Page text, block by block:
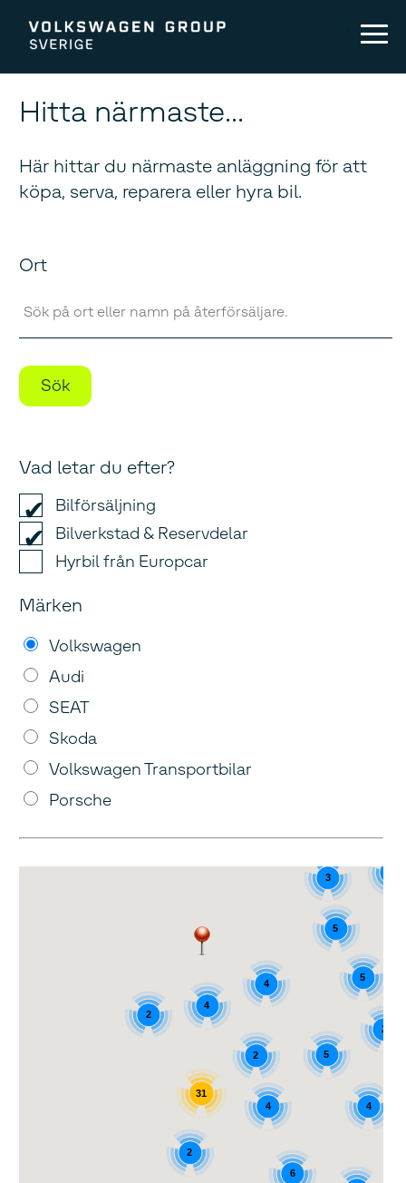
Hitta närmaste...
Här hittar du närmaste anläggning för att
köpa, serva, reparera eller hyra bil.
Ort
Sök
Vad letar du efter?
Bilförsäljning
Bilverkstad & Reservdelar
Hyrbil från Europcar
Märken
Volkswagen
Audi
SEAT
Skoda
Volkswagen Transportbilar
Porsche
31
5
4
6
5
2
4
3
4
5
2
2
2
4